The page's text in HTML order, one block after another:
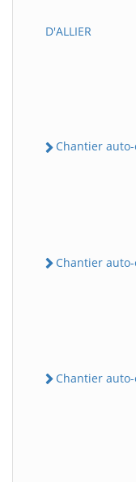
D'ALLIER
Chantier auto-
Chantier auto-
Chantier auto-